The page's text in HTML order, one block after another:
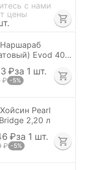
с нами
цены
Evod 400
₽за 1 шт.
₽ -5%
Pearl
River Bridge 2,20 л
₽за 1 шт.
₽ -5%